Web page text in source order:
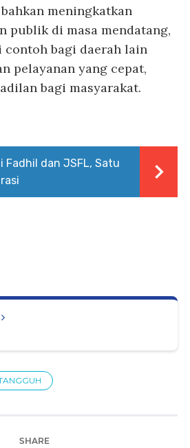
meningkatkan
publik di masa mendatang,
contoh bagi daerah lain
pelayanan yang cepat,
bagi masyarakat.
Fadhil dan JSFL, Satu
SHARE